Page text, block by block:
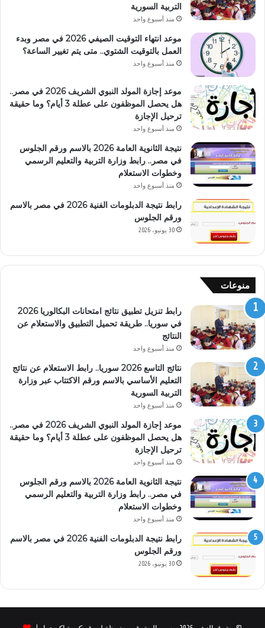
التربية السورية
منذ أسبوع واحد
موعد انتهاء التوقيت الصيفي 2026 في مصر وبدء
العمل بالتوقيت الشتوي.. متى يتم تغيير الساعة؟
منذ أسبوع واحد
موعد إجازة المولد النبوي الشريف 2026 في مصر..
هل يحصل الموظفون على عطلة 3 أيام؟ وما حقيقة
ترحيل الإجازة
منذ أسبوع واحد
نتيجة الثانوية العامة 2026 بالاسم ورقم الجلوس
في مصر.. رابط وزارة التربية والتعليم الرسمي
وخطوات الاستعلام
منذ أسبوع واحد
رابط نتيجة الدبلومات الفنية 2026 في مصر بالاسم
ورقم الجلوس
30 يونيو، 2026
منوعات
رابط تنزيل تطبيق نتائج امتحانات البكالوريا 2026
في سوريا.. طريقة تحميل التطبيق والاستعلام عن
النتائج
منذ أسبوع واحد
نتائج التاسع 2026 سوريا.. رابط الاستعلام عن نتائج
التعليم الأساسي بالاسم ورقم الاكتتاب عبر وزارة
التربية السورية
منذ أسبوع واحد
موعد إجازة المولد النبوي الشريف 2026 في مصر..
هل يحصل الموظفون على عطلة 3 أيام؟ وما حقيقة
ترحيل الإجازة
منذ أسبوع واحد
نتيجة الثانوية العامة 2026 بالاسم ورقم الجلوس
في مصر.. رابط وزارة التربية والتعليم الرسمي
وخطوات الاستعلام
منذ أسبوع واحد
رابط نتيجة الدبلومات الفنية 2026 في مصر بالاسم
ورقم الجلوس
30 يونيو، 2026